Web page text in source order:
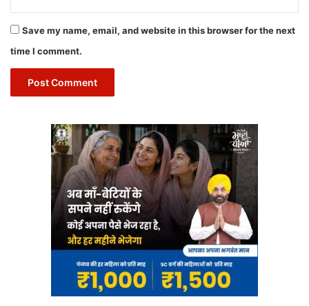
Save my name, email, and website in this browser for the next
time I comment.